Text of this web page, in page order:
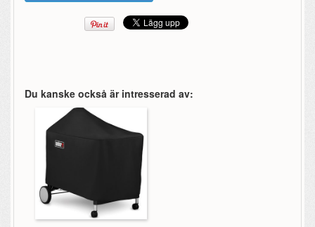
Du kanske också är intresserad av: